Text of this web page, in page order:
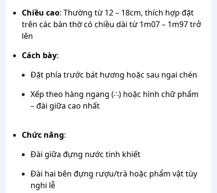
Chiều cao: Thường từ 12 – 18cm, thích hợp đặt
trên các bàn thờ có chiều dài từ 1m07 – 1m97 trở
lên
Cách bày:
Đặt phía trước bát hương hoặc sau ngai chén
Xếp theo hàng ngang (∴) hoặc hình chữ phẩm
– đài giữa cao nhất
Chức năng:
Đài giữa đựng nước tinh khiết
Đài hai bên đựng rượu/trà hoặc phẩm vật tùy
nghi lễ